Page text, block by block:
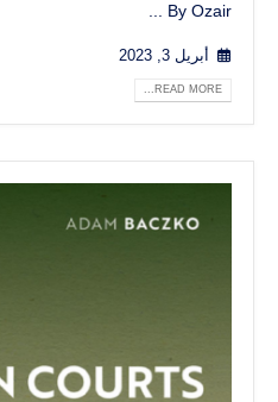
By Ozair ...
أبريل 3, 2023
READ MORE...